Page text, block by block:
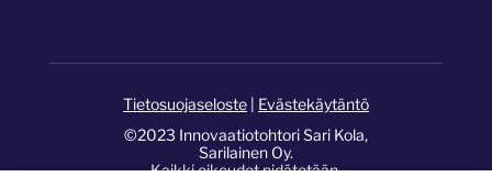
©2023 Innovaatiotohtori Sari Kola,
Sarilainen Oy.
Kaikki oikeudet pidätetään.
Tietosuojaseloste| Evästekäytäntö